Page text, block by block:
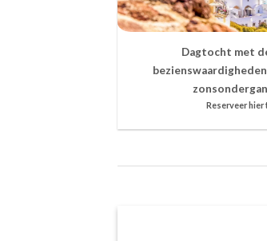
Dagtocht met
Reserveer hier